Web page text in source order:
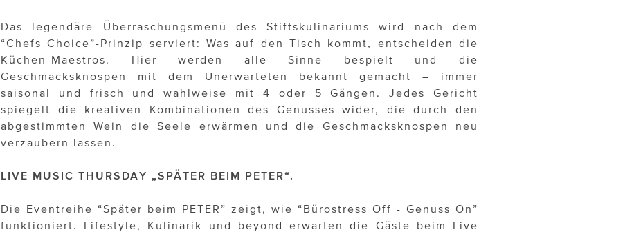
Das legendäre Überraschungsmenü des Stiftskulinariums wird nach dem
“Chefs Choice”-Prinzip serviert: Was auf den Tisch kommt, entscheiden die
Küchen-Maestros. Hier werden alle Sinne bespielt und die
Geschmacksknospen mit dem Unerwarteten bekannt gemacht – immer
saisonal und frisch und wahlweise mit 4 oder 5 Gängen. Jedes Gericht
spiegelt die kreativen Kombinationen des Genusses wider, die durch den
abgestimmten Wein die Seele erwärmen und die Geschmacksknospen neu
verzaubern lassen.
LIVE MUSIC THURSDAY „SPÄTER BEIM PETER“.
Die Eventreihe “Später beim PETER” zeigt, wie “Bürostress Off - Genuss On”
funktioniert. Lifestyle, Kulinarik und beyond erwarten die Gäste beim Live